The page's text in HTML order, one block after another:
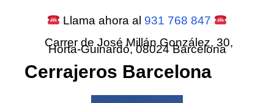
Llama ahora al 931 768 847
Carrer de José Millán González, 30,
Horta-Guinardó, 08024 Barcelona
Cerrajeros Barcelona